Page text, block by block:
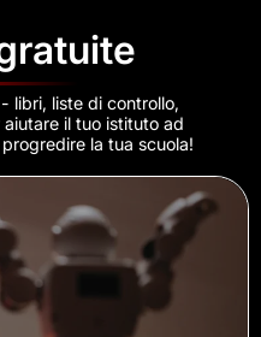
libri, liste di controllo,
il tuo istituto ad
la tua scuola!